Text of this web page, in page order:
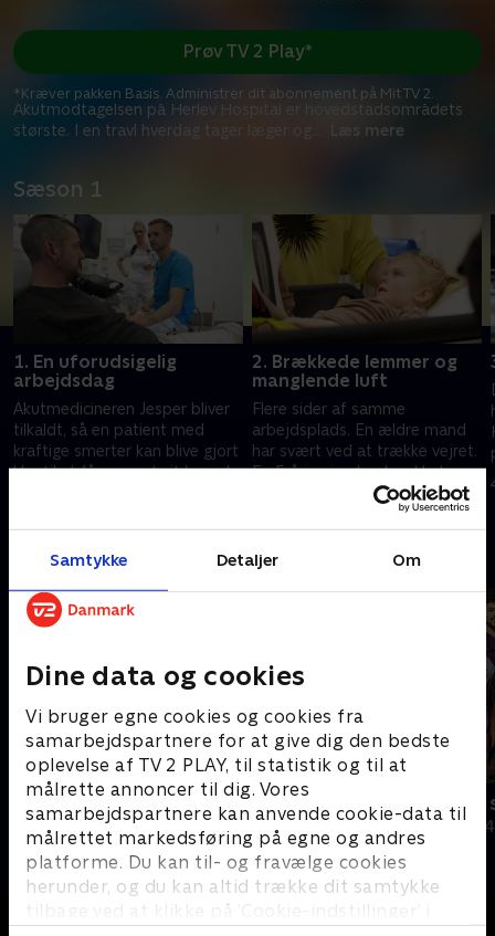
Samtykke Detaljer Om
Dine data og cookies
Vi bruger egne cookies og cookies fra
samarbejdspartnere for at give dig den bedste
oplevelse af TV 2 PLAY, til statistik og til at
målrette annoncer til dig. Vores
samarbejdspartnere kan anvende cookie-data til
målrettet markedsføring på egne og andres
platforme. Du kan til- og fravælge cookies
herunder, og du kan altid trække dit samtykke
tilbage ved at klikke på ’Cookie-indstillinger’ i
Akutmodtagelsen på Herlev Hospital er hovedstadsområdets
største. I en travl hverdag tager læger og
Læs mere
Prøv TV 2 Play*
*Kræver pakken Basis. Administrer dit abonnement på Mit TV 2.
Sæson 1
1. En uforudsigelig
arbejdsdag
Akutmedicineren Jesper bliver
tilkaldt, så en patient med
kraftige smerter kan blive gjort
klar til at få scannet sit hoved.
2. Brækkede lemmer og
manglende luft
Flere sider af samme
arbejdsplads. En ældre mand
har svært ved at trække vejret.
En 5-årig pige har brækket
28. august 2024 • 18 min
Andre så også
Politiet tæt på
Dokumentar • 3 sæsoner
24 timer på
Dokumentar •